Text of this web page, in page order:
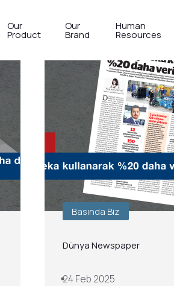
Our
Product
Our
Brand
Human
Resources
Basında Biz
Dünya Newspaper
24 Feb 2025